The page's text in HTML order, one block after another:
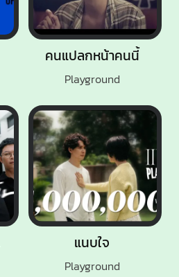
แนบใจ
Playground
คนแปลกหน้าคนนี้
Playground